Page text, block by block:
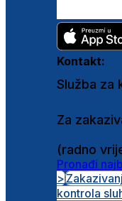
Kontakt:
Služba za
Za
(radno
Pronađi
>
kontrola